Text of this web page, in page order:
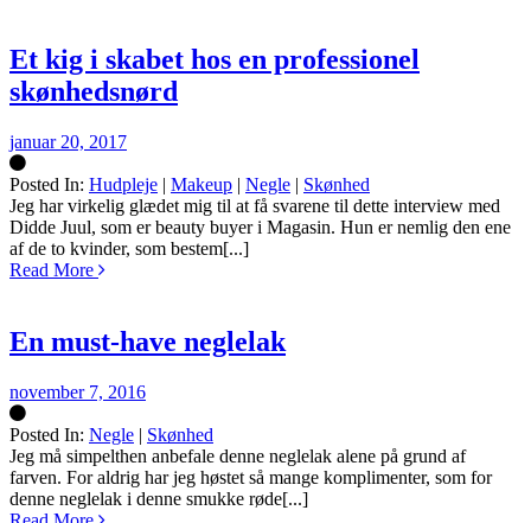
Et kig i skabet hos en professionel
skønhedsnørd
januar 20, 2017
Posted In: Hudpleje | Makeup | Negle | Skønhed
Silke
Jeg har virkelig glædet mig til at få svarene til dette interview med
Didde Juul, som er beauty buyer i Magasin. Hun er nemlig den ene
af de to kvinder, som bestem[...]
Read More
En must-have neglelak
november 7, 2016
Posted In: Negle | Skønhed
Silke
Jeg må simpelthen anbefale denne neglelak alene på grund af
farven. For aldrig har jeg høstet så mange komplimenter, som for
denne neglelak i denne smukke røde[...]